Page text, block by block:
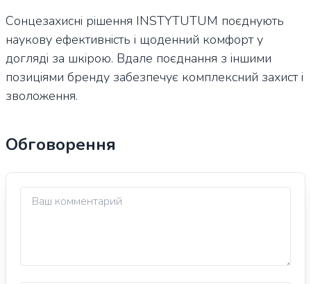
Сонцезахисні рішення INSTYTUTUM поєднують
наукову ефективність і щоденний комфорт у
догляді за шкірою. Вдале поєднання з іншими
позиціями бренду забезпечує комплексний захист і
зволоження.
Обговорення